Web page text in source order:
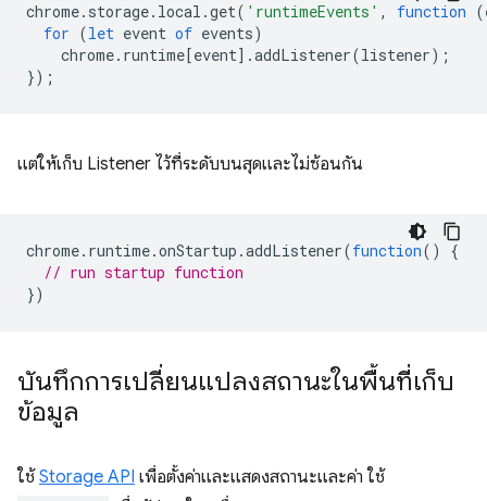
chrome. storage. local .get( 'runtimeEvents' , function (
for (let event of events)
chrome. runtime[event].addListener(listener);
});
แต่ให้เก็บ Listener ไว้ที่ระดับบนสุดและไม่ซ้อนกัน
chrome. runtime.onStartup .addListener(function()
{
// run startup function
})
บันทึกการเปลี่ยนแปลงสถานะในพื้นที่เก็บ
ข้อมูล
ใช้ Storage API เพื่อตั้งค่าและแสดงสถานะและค่า ใช้